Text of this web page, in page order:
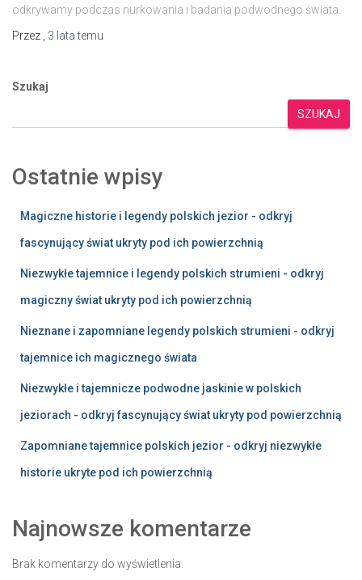
odkrywamy podczas nurkowania i badania podwodnego świata.
Przez
3 latatemu
Szukaj
SZUKAJ
Ostatnie wpisy
Magiczne historie i legendy polskich jezior - odkryj
fascynujący świat ukryty pod ich powierzchnią
Niezwykłe tajemnice i legendy polskich strumieni - odkryj
magiczny świat ukryty pod ich powierzchnią
Nieznane i zapomniane legendy polskich strumieni - odkryj
tajemnice ich magicznego świata
Niezwykłe i tajemnicze podwodne jaskinie w polskich
jeziorach - odkryj fascynujący świat ukryty pod powierzchnią
Zapomniane tajemnice polskich jezior - odkryj niezwykłe
historie ukryte pod ich powierzchnią
Najnowsze komentarze
Brak komentarzy do wyświetlenia.